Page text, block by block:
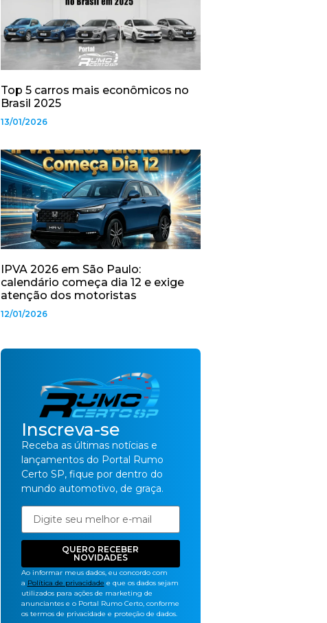
Top 5 carros mais econômicos no
Brasil 2025
13/01/2026
IPVA 2026 em São Paulo:
calendário começa dia 12 e exige
atenção dos motoristas
12/01/2026
Inscreva-se
Receba as últimas notícias e
lançamentos do Portal Rumo
Certo SP, fique por dentro do
mundo automotivo, de graça.
QUERO RECEBER
NOVIDADES
Ao informar meus dados, eu concordo com
a Política de privacidade e que os dados sejam
utilizados para ações de marketing de
anunciantes e o Portal Rumo Certo, conforme
os termos de privacidade e proteção de dados.